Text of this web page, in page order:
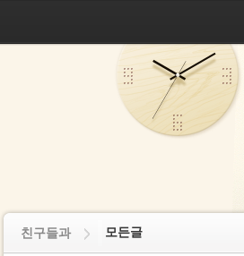
친구들과 모든글